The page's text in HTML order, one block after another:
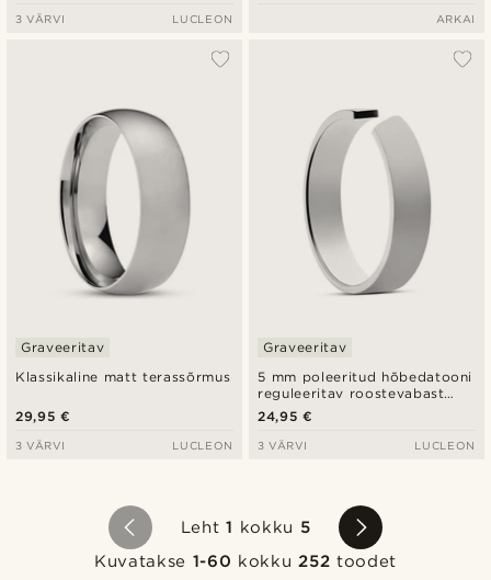
3 VÄRVI LUCLEON ARKAI
Klassikaline matt terassõrmus
Graveeritav
29,95 €
3 VÄRVI LUCLEON
5 mm poleeritud hõbedatooni
reguleeritav roostevabast
terasest sõrmus
Graveeritav
24,95 €
3 VÄRVI LUCLEON
Leht1 kokku 5
Kuvatakse 1-60 kokku252 toodet